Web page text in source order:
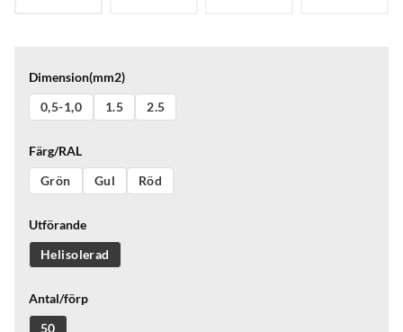
Dimension(mm2)
0,5-1,0
1.5 2.5
Färg/RAL
Grön
Gul Röd
Utförande
Helisolerad
Antal/förp
50